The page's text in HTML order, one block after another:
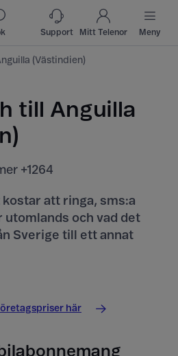
Support Mitt Telenor Meny
(Västindien)
till Anguilla
+1264
kostar att ringa, sms:a
utomlands och vad det
Sverige till ett annat
här